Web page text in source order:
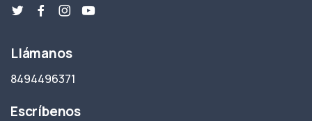
Llámanos
8494496371
Escríbenos